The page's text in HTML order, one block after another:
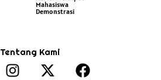
Mahasiswa
Demonstrasi
Tentang Kami